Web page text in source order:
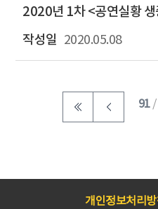
2020년 1차 <공연실황 생
2020.05.08
91/
개인정보처리방